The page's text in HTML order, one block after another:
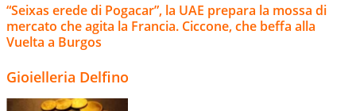
“Seixas erede di Pogacar”, la UAE prepara la mossa di
mercato che agita la Francia. Ciccone, che beffa alla
Vuelta a Burgos
Gioielleria Delfino